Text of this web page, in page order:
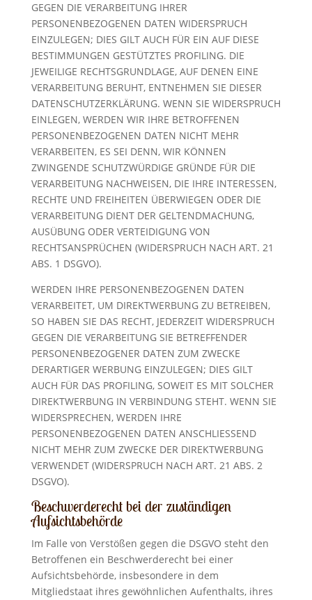
GEGEN DIE VERARBEITUNG IHRER
PERSONENBEZOGENEN DATEN WIDERSPRUCH
EINZULEGEN; DIES GILT AUCH FÜR EIN AUF DIESE
BESTIMMUNGEN GESTÜTZTES PROFILING. DIE
JEWEILIGE RECHTSGRUNDLAGE, AUF DENEN EINE
VERARBEITUNG BERUHT, ENTNEHMEN SIE DIESER
DATENSCHUTZERKLÄRUNG. WENN SIE WIDERSPRUCH
EINLEGEN, WERDEN WIR IHRE BETROFFENEN
PERSONENBEZOGENEN DATEN NICHT MEHR
VERARBEITEN, ES SEI DENN, WIR KÖNNEN
ZWINGENDE SCHUTZWÜRDIGE GRÜNDE FÜR DIE
VERARBEITUNG NACHWEISEN, DIE IHRE INTERESSEN,
RECHTE UND FREIHEITEN ÜBERWIEGEN ODER DIE
VERARBEITUNG DIENT DER GELTENDMACHUNG,
AUSÜBUNG ODER VERTEIDIGUNG VON
RECHTSANSPRÜCHEN (WIDERSPRUCH NACH ART. 21
ABS. 1 DSGVO).
WERDEN IHRE PERSONENBEZOGENEN DATEN
VERARBEITET, UM DIREKTWERBUNG ZU BETREIBEN,
SO HABEN SIE DAS RECHT, JEDERZEIT WIDERSPRUCH
GEGEN DIE VERARBEITUNG SIE BETREFFENDER
PERSONENBEZOGENER DATEN ZUM ZWECKE
DERARTIGER WERBUNG EINZULEGEN; DIES GILT
AUCH FÜR DAS PROFILING, SOWEIT ES MIT SOLCHER
DIREKTWERBUNG IN VERBINDUNG STEHT. WENN SIE
WIDERSPRECHEN, WERDEN IHRE
PERSONENBEZOGENEN DATEN ANSCHLIESSEND
NICHT MEHR ZUM ZWECKE DER DIREKTWERBUNG
VERWENDET (WIDERSPRUCH NACH ART. 21 ABS. 2
DSGVO).
Beschwerde­recht bei der zuständigen
Aufsichts­behörde
Im Falle von Verstößen gegen die DSGVO steht den
Betroffenen ein Beschwerderecht bei einer
Aufsichtsbehörde, insbesondere in dem
Mitgliedstaat ihres gewöhnlichen Aufenthalts, ihres